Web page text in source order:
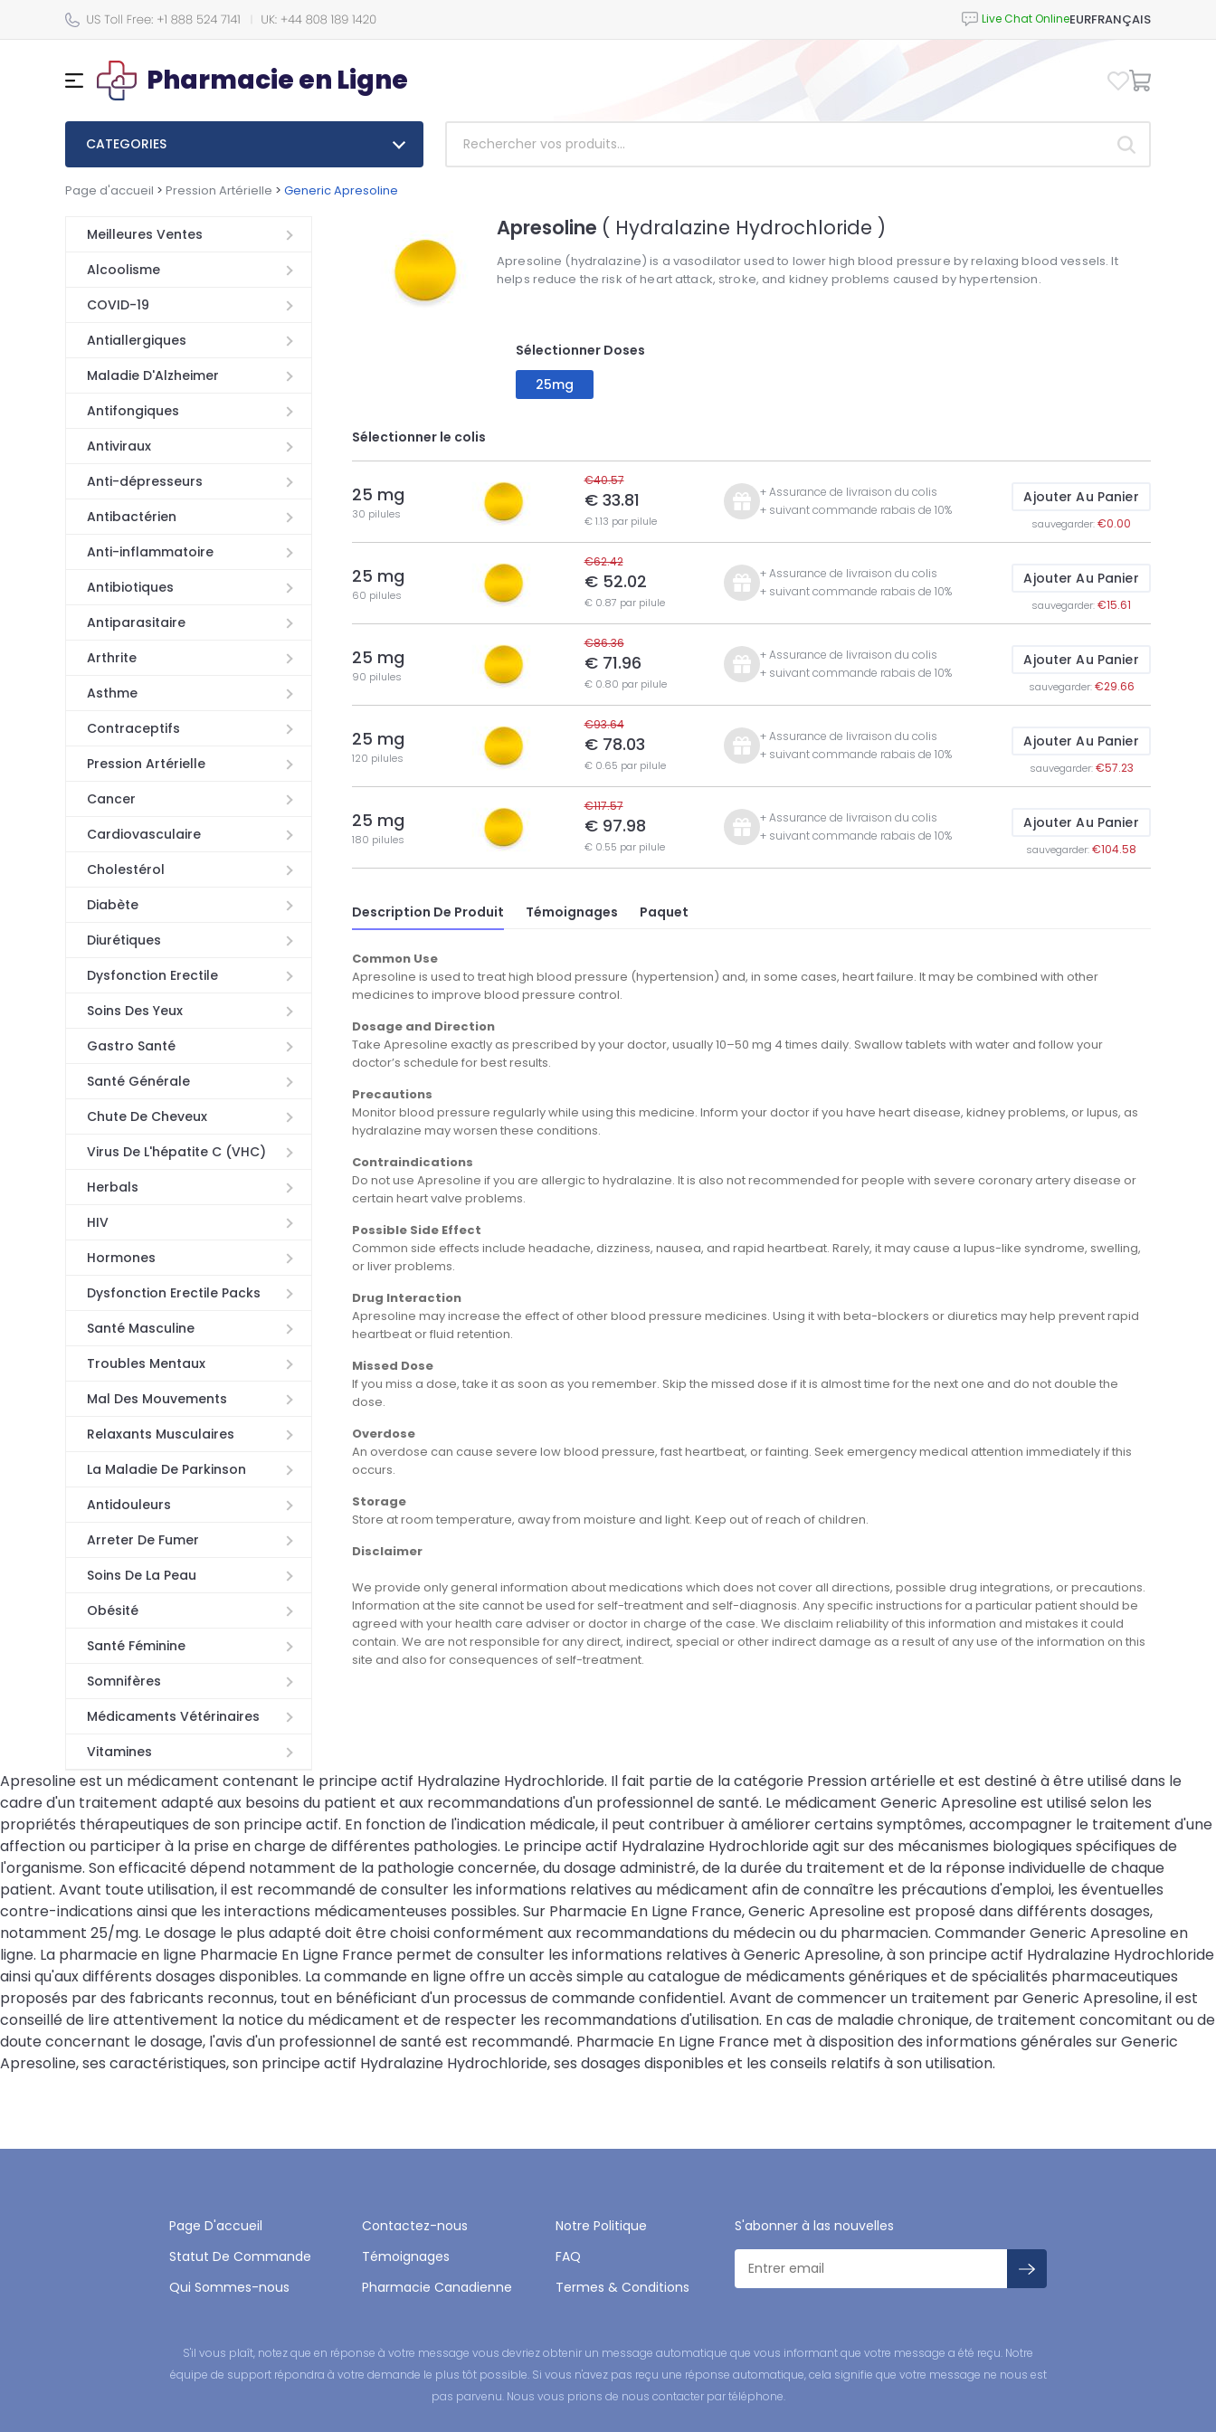
EURFRANÇAIS
Pharmacie en Ligne
CATEGORIES
Page d'accueil > Pression Artérielle > Generic Apresoline
Meilleures Ventes
Alcoolisme
COVID-19
Antiallergiques
Maladie D'Alzheimer
Antifongiques
Antiviraux
Anti-dépresseurs
Antibactérien
Anti-inflammatoire
Antibiotiques
Antiparasitaire
Arthrite
Asthme
Contraceptifs
Pression Artérielle
Cancer
Cardiovasculaire
Cholestérol
Diabète
Diurétiques
Dysfonction Erectile
Soins Des Yeux
Gastro Santé
Santé Générale
Chute De Cheveux
Virus De L'hépatite C (VHC)
Herbals
HIV
Hormones
Dysfonction Erectile Packs
Santé Masculine
Troubles Mentaux
Mal Des Mouvements
Relaxants Musculaires
La Maladie De Parkinson
Antidouleurs
Arreter De Fumer
Soins De La Peau
Obésité
Santé Féminine
Somnifères
Médicaments Vétérinaires
Vitamines
Apresoline ( Hydralazine Hydrochloride )
Apresoline (hydralazine) is a vasodilator used to lower high blood pressure by relaxing blood vessels. It
helps reduce the risk of heart attack, stroke, and kidney problems caused by hypertension.
Sélectionner Doses
25mg
Sélectionner le colis
25 mg
30 pilules
€40.57
€ 33.81
€ 1.13 par pilule
+ Assurance de livraison du colis
+ suivant commande rabais de 10%
Ajouter Au Panier
sauvegarder:€0.00
25 mg
60 pilules
€62.42
€ 52.02
€ 0.87 par pilule
+ Assurance de livraison du colis
+ suivant commande rabais de 10%
Ajouter Au Panier
sauvegarder:€15.61
25 mg
90 pilules
€86.36
€ 71.96
€ 0.80 par pilule
+ Assurance de livraison du colis
+ suivant commande rabais de 10%
Ajouter Au Panier
sauvegarder:€29.66
25 mg
120 pilules
€93.64
€ 78.03
€ 0.65 par pilule
+ Assurance de livraison du colis
+ suivant commande rabais de 10%
Ajouter Au Panier
sauvegarder:€57.23
25 mg
180 pilules
€117.57
€ 97.98
€ 0.55 par pilule
+ Assurance de livraison du colis
+ suivant commande rabais de 10%
Ajouter Au Panier
sauvegarder:€104.58
Description De Produit Témoignages Paquet
Common Use
Apresoline is used to treat high blood pressure (hypertension) and, in some cases, heart failure. It may be combined with other
medicines to improve blood pressure control.
Dosage and Direction
Take Apresoline exactly as prescribed by your doctor, usually 10–50 mg 4 times daily. Swallow tablets with water and follow your
doctor’s schedule for best results.
Precautions
Monitor blood pressure regularly while using this medicine. Inform your doctor if you have heart disease, kidney problems, or lupus, as
hydralazine may worsen these conditions.
Contraindications
Do not use Apresoline if you are allergic to hydralazine. It is also not recommended for people with severe coronary artery disease or
certain heart valve problems.
Possible Side Effect
Common side effects include headache, dizziness, nausea, and rapid heartbeat. Rarely, it may cause a lupus-like syndrome, swelling,
or liver problems.
Drug Interaction
Apresoline may increase the effect of other blood pressure medicines. Using it with beta-blockers or diuretics may help prevent rapid
heartbeat or fluid retention.
Missed Dose
If you miss a dose, take it as soon as you remember. Skip the missed dose if it is almost time for the next one and do not double the
dose.
Overdose
An overdose can cause severe low blood pressure, fast heartbeat, or fainting. Seek emergency medical attention immediately if this
occurs.
Storage
Store at room temperature, away from moisture and light. Keep out of reach of children.
Disclaimer
We provide only general information about medications which does not cover all directions, possible drug integrations, or precautions.
Information at the site cannot be used for self-treatment and self-diagnosis. Any specific instructions for a particular patient should be
agreed with your health care adviser or doctor in charge of the case. We disclaim reliability of this information and mistakes it could
contain. We are not responsible for any direct, indirect, special or other indirect damage as a result of any use of the information on this
site and also for consequences of self-treatment.
Apresoline est un médicament contenant le principe actif Hydralazine Hydrochloride. Il fait partie de la catégorie Pression artérielle et est destiné à être utilisé dans le
cadre d'un traitement adapté aux besoins du patient et aux recommandations d'un professionnel de santé. Le médicament Generic Apresoline est utilisé selon les
propriétés thérapeutiques de son principe actif. En fonction de l'indication médicale, il peut contribuer à améliorer certains symptômes, accompagner le traitement d'une
affection ou participer à la prise en charge de différentes pathologies. Le principe actif Hydralazine Hydrochloride agit sur des mécanismes biologiques spécifiques de
l'organisme. Son efficacité dépend notamment de la pathologie concernée, du dosage administré, de la durée du traitement et de la réponse individuelle de chaque
patient. Avant toute utilisation, il est recommandé de consulter les informations relatives au médicament afin de connaître les précautions d'emploi, les éventuelles
contre-indications ainsi que les interactions médicamenteuses possibles. Sur Pharmacie En Ligne France, Generic Apresoline est proposé dans différents dosages,
notamment 25/mg. Le dosage le plus adapté doit être choisi conformément aux recommandations du médecin ou du pharmacien. Commander Generic Apresoline en
ligne. La pharmacie en ligne Pharmacie En Ligne France permet de consulter les informations relatives à Generic Apresoline, à son principe actif Hydralazine Hydrochloride
ainsi qu'aux différents dosages disponibles. La commande en ligne offre un accès simple au catalogue de médicaments génériques et de spécialités pharmaceutiques
proposés par des fabricants reconnus, tout en bénéficiant d'un processus de commande confidentiel. Avant de commencer un traitement par Generic Apresoline, il est
conseillé de lire attentivement la notice du médicament et de respecter les recommandations d'utilisation. En cas de maladie chronique, de traitement concomitant ou de
doute concernant le dosage, l'avis d'un professionnel de santé est recommandé. Pharmacie En Ligne France met à disposition des informations générales sur Generic
Apresoline, ses caractéristiques, son principe actif Hydralazine Hydrochloride, ses dosages disponibles et les conseils relatifs à son utilisation.
Page D'accueil Contactez-nous
Notre Politique
Statut De Commande
Témoignages
FAQ
Qui Sommes-nous
Pharmacie Canadienne Termes & Conditions
S'abonner à las nouvelles
S'il vous plaît, notez que en réponse à votre message vous devriez obtenir un message automatique que vous informant que votre message a été reçu. Notre
équipe de support répondra à votre demande le plus tôt possible. Si vous n'avez pas reçu une réponse automatique, cela signifie que votre message ne nous est
pas parvenu. Nous vous prions de nous contacter par téléphone.